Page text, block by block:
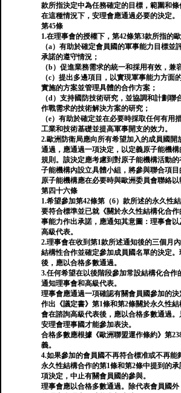
款所指決定中為任務確定的目標，範圍和條
在這種情況下，安理會應通過必要的決定。
第45條
1.在理事會的授權下，第42條第3款所指的
（a）有助於確定會員國的軍事能力目標並
承諾的遵守情況；
（b）促進業務需求的統一和採用有效，兼
（c）提出多邊項目，以實現軍事能力方面
實施的方案並管理具體的合作方案；
（d）支持國防技術研究，並協調和計劃聯
作戰需求的技術解決方案的研究；
（e）有助於確定並在必要時採取任何有用
工業和技術基礎並提高軍事開支的效力。
2.歐洲防衛局應向所有希望加入的成員國開
通過，應通過一項決定，以定義原子能機
規則。該決定應考慮到對原子能機構活動
子能機構內設立具體小組，將參與聯合項目
原子能機構應在必要時與歐洲委員會聯絡以
第四十六條
1.希望參加第42條第（6）款所述的永久性
要符合標準並已就《關於永久性結構化合
事能力作出承諾，應通知其意圖：理事會
高級代表。
2.理事會在收到第1款所述通知後的三個月
結構性合作並確定參加成員國名單的決定
後，應以合格多數通過。
3.任何希望在以後階段參加常設結構化合作
通知理事會和高級代表。
理事會應通過一項確認有關會員國參加的
作出《議定書》第1條和第2條關於永久性
會在諮詢高級代表後，應以合格多數通過
安理會理事國才能參加表決。
合格多數應根據《歐洲聯盟運作條約》第
義。
4.如果參加的會員國不再符合標准或不再能
永久性結構合作的第1條和第2條中提到的
項決定，中止有關會員國的參與。
理事會應以合格多數通過。除代表會員國